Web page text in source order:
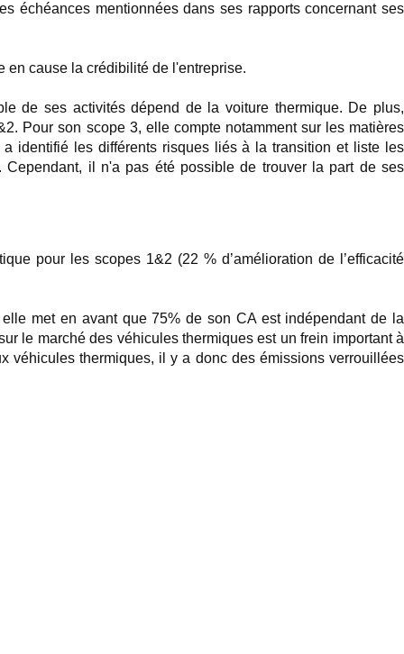
échéances mentionnées dans ses rapports concernant ses
en cause la crédibilité de l'entreprise.
de ses activités dépend de la voiture thermique. De plus,
Pour son scope 3, elle compte notamment sur les matières
identifié les différents risques liés à la transition et liste les
Cependant, il n'a pas été possible de trouver la part de ses
pour les scopes 1&2 (22 % d’amélioration de l’efficacité
met en avant que 75% de son CA est indépendant de la
le marché des véhicules thermiques est un frein important à
véhicules thermiques, il y a donc des émissions verrouillées